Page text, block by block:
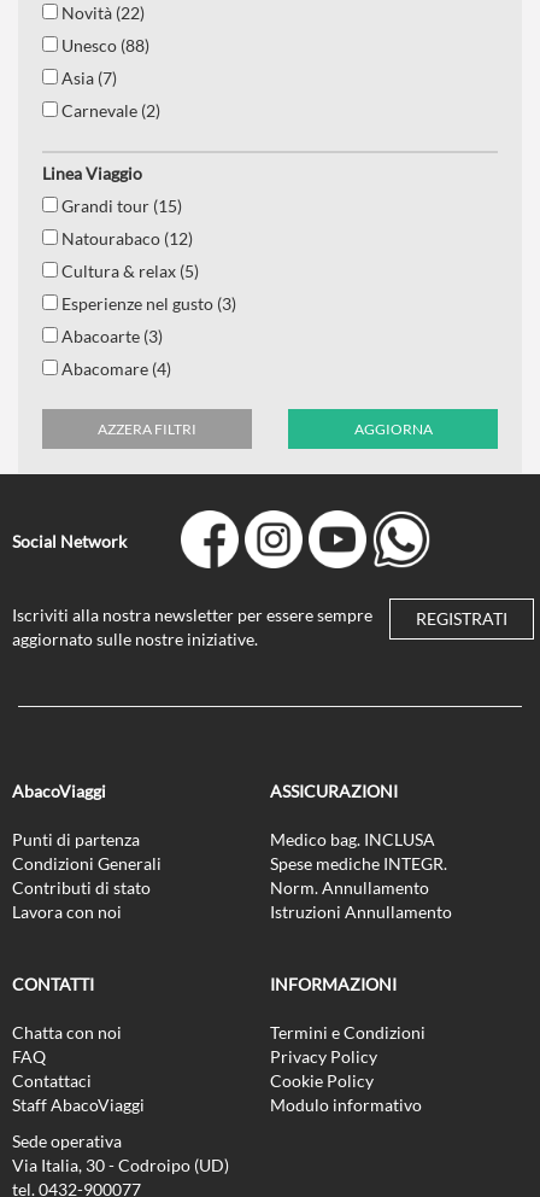
Novità (22)
Unesco (88)
Asia (7)
Carnevale (2)
Nord europa (14)
Destinazioni da sogno (19)
Castelli (23)
Fioriture (4)
Mediterraneo (44)
Eventi imperdibili (28)
Arte e musei (27)
Navigazione (9)
Linea Viaggio
Grandi tour (15)
Natourabaco (12)
Cultura & relax (5)
Esperienze nel gusto (3)
Abacoarte (3)
Abacomare (4)
I tour classici (188)
AZZERA FILTRI AGGIORNA
Social Network
Iscriviti alla nostra newsletter per essere sempre
aggiornato sulle nostre iniziative.
REGISTRATI
AbacoViaggi
Punti di partenza
Condizioni Generali
Contributi di stato
Lavora con noi
ASSICURAZIONI
Medico bag. INCLUSA
Spese mediche INTEGR.
Norm. Annullamento
Istruzioni Annullamento
CONTATTI
Chatta con noi
FAQ
Contattaci
Staff AbacoViaggi
INFORMAZIONI
Termini e Condizioni
Privacy Policy
Cookie Policy
Modulo informativo
Sede operativa
Via Italia, 30 - Codroipo (UD)
tel. 0432-900077